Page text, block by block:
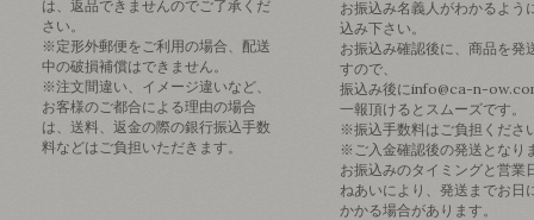
は、返品できませんのでご了承くだ
さい。
※定形外郵便をご利用の場合、配送
中の破損補償はできません。
※注文間違い、イメージ違いなど、
お客様のご都合による理由の場合
は、送料、返金の際の銀行振込手数
料などはご負担いただきます。
お振込み名義人がわかるよう
込み下さい。
お振込み確認後に、商品を発
すので、
振込み後にinfo@ca-n-
一報頂けるとスムーズです。
※振込手数料はご負担くださ
※ご入金確認後の発送となり
お振込みのタイミングと営業
ねあいにより、発送までお日
かかる場合があります。